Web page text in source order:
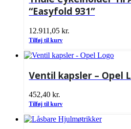
“Easyfold 931”
12.911,05 kr.
Tilføj til kurv
Ventil kapsler – Opel
452,40 kr.
Tilføj til kurv